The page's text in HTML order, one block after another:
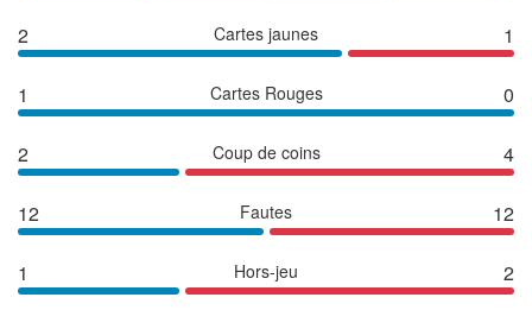
2 Cartes jaunes 1
1 Cartes Rouges 0
2 Coup de coins 4
12 Fautes 12
1 Hors-jeu 2